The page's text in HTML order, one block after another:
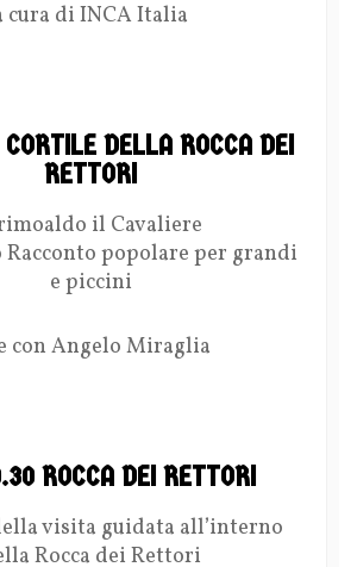
cura di INCA Italia
DELLA ROCCA DEI
RETTORI
il Cavaliere
popolare per grandi
e piccini
con Angelo Miraglia
ROCCA DEI RETTORI
visita guidata all’interno
Rocca dei Rettori